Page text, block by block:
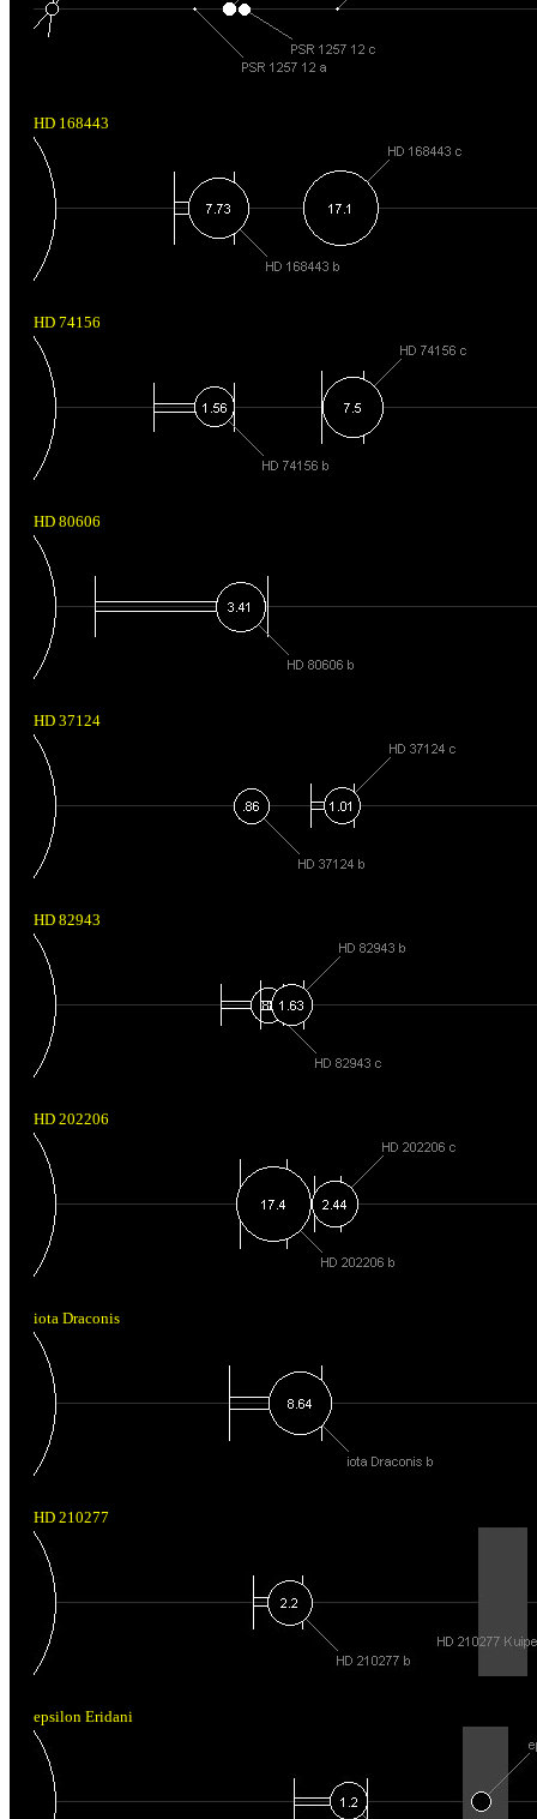
HD 168443
HD 74156
HD 80606
HD 37124
HD 82943
HD 202206
iota Draconis
HD 210277
epsilon Eridani